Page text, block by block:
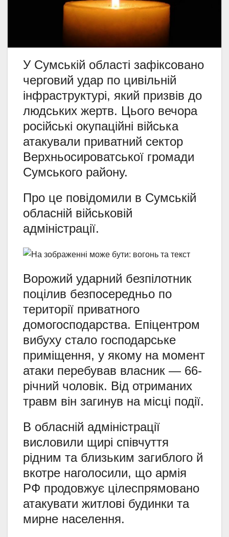
У Сумській області зафіксовано
черговий удар по цивільній
інфраструктурі, який призвів до
людських жертв. Цього вечора
російські окупаційні війська
атакували приватний сектор
Верхньосироватської громади
Сумського району.
Про це повідомили в Сумській
обласній військовій
адміністрації.
Ворожий ударний безпілотник
поцілив безпосередньо по
території приватного
домогосподарства. Епіцентром
вибуху стало господарське
приміщення, у якому на момент
атаки перебував власник — 66-
річний чоловік. Від отриманих
травм він загинув на місці події.
В обласній адміністрації
висловили щирі співчуття
рідним та близьким загиблого й
вкотре наголосили, що армія
РФ продовжує цілеспрямовано
атакувати житлові будинки та
мирне населення.